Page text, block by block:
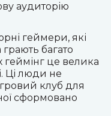
аудиторію
геймери, які
багато
це велика
Ці люди не
клуб для
сформовано